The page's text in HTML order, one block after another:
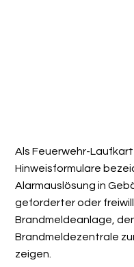
Als Feuerwehr-
Hinweisformulare
Alarmauslösung in
geforderter oder
Brandmeldeanlage,
Brandmeldezentrale
zeigen.